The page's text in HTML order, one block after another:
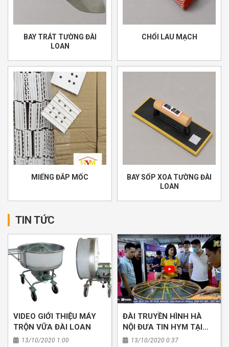
BAY TRÁT TƯỜNG ĐÀI
LOAN
CHỔI LAU MẠCH
MIẾNG ĐẮP MỐC
BAY SỐP XOA TƯỜNG ĐÀI
LOAN
TIN TỨC
VIDEO GIỚI THIỆU MÁY
TRỘN VỮA ĐÀI LOAN
13/10/2020 1:00
ĐÀI TRUYỀN HÌNH HÀ
NỘI ĐƯA TIN HYM TẠI
VIETBUIL
13/10/2020 0:37